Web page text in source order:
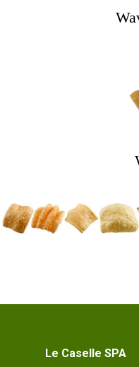
Le Caselle SPA